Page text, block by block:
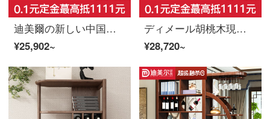
迪美爾の新しい中国式の玄関の戸棚の近代的な軽い贅沢な仕切りの戸棚は簡単に中国式の食器棚の間のホールの戸棚を予約します。
¥25,902~
ディメール胡桃木現代中国風の木造酒店の玄関棚レストランの仕切り棚
¥28,720~